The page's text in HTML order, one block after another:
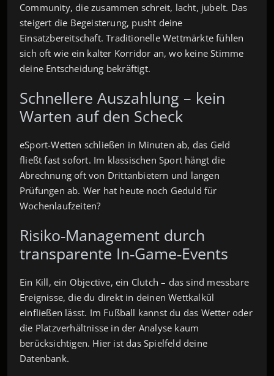
Community, die zusammen schreit, lacht, jubelt. Das
steigert die Begeisterung, pusht deine
Einsatzbereitschaft. Traditionelle Wettmärkte fühlen
sich oft wie ein kalter Korridor an, wo keine Stimme
deine Entscheidung bekräftigt.
Schnellere Auszahlung – kein
Warten auf den Scheck
eSport-Wetten schließen in Minuten ab, das Geld
fließt fast sofort. Im klassischen Sport hängt die
Abrechnung oft von Drittanbietern und langen
Prüfungen ab. Wer hat heute noch Geduld für
Wochenlaufzeiten?
Risiko‑Management durch
transparente In‑Game‑Events
Ein Kill, ein Objective, ein Clutch – das sind messbare
Ereignisse, die du direkt in deinen Wettkalkül
einfließen lässt. Im Fußball kannst du das Wetter oder
die Platzverhältnisse in der Analyse kaum
berücksichtigen. Hier ist das Spielfeld deine
Datenbank.